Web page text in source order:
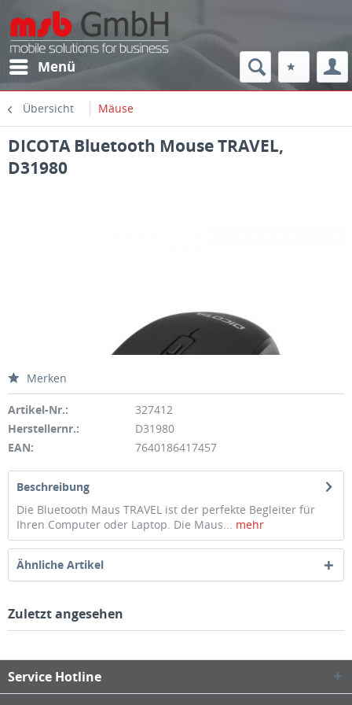
Menü
Übersicht Mäuse
DICOTA Bluetooth Mouse TRAVEL,
D31980
Merken
Artikel-Nr.:
327412
Herstellernr.:
D31980
EAN:
7640186417457
Beschreibung
Die Bluetooth Maus TRAVEL ist der perfekte Begleiter für
Ihren Computer oder Laptop. Die Maus... mehr
Ähnliche Artikel
Zuletzt angesehen
Service Hotline